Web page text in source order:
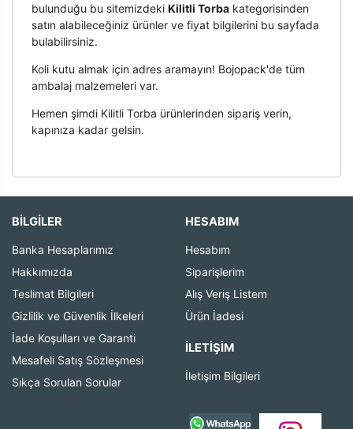
bulunduğu bu sitemizdeki Kilitli Torbakategorisinden
satın alabileceğiniz ürünler ve fiyat bilgilerini bu sayfada
bulabilirsiniz.
Koli kutu almak için adres aramayın! Bojopack'de tüm
ambalaj malzemeleri var.
Hemen şimdi Kilitli Torba ürünlerinden sipariş verin,
kapınıza kadar gelsin.
BİLGİLER
Banka Hesaplarımız
Hakkımızda
Teslimat Bilgileri
Gizlilik ve Güvenlik İlkeleri
İade Koşulları ve Garanti
Mesafeli Satış Sözleşmesi
Sıkça Sorulan Sorular
HESABIM
Hesabım
Siparişlerim
Alış Veriş Listem
Ürün İadesi
İLETIŞIM
İletişim Bilgileri